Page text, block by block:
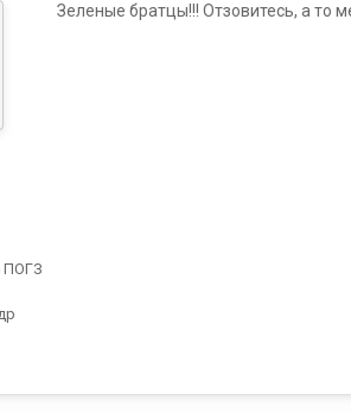
ПОГЗ
Зеленые братцы!!! Отзовитесь, а то